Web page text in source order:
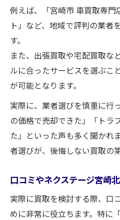
例えば、「宮崎市 車買取専門
ト」など、地域で評判の業者
す。
また、出張買取や宅配買取な
ルに合ったサービスを選ぶこ
が可能となります。
実際に、業者選びを慎重に行
の価格で売却できた」「トラ
た」といった声も多く聞かれ
者選びが、後悔しない買取の
口コミやネクステージ宮崎
実際に買取を検討する際、口
めに非常に役立ちます。特に